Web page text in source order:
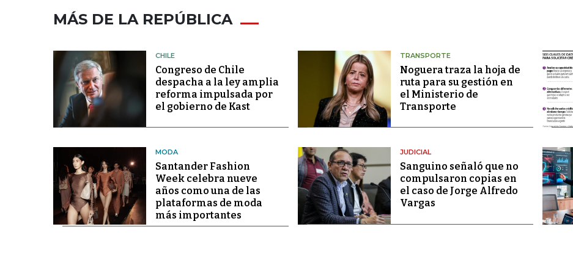
MÁS DE LA REPÚBLICA
CHILE
Congreso de Chile
despacha a la ley amplia
reforma impulsada por
el gobierno de Kast
TRANSPORTE
Noguera traza la hoja de
ruta para su gestión en
el Ministerio de
Transporte
MODA
Santander Fashion
Week celebra nueve
años como una de las
plataformas de moda
más importantes
JUDICIAL
Sanguino señaló que no
compulsaron copias en
el caso de Jorge Alfredo
Vargas